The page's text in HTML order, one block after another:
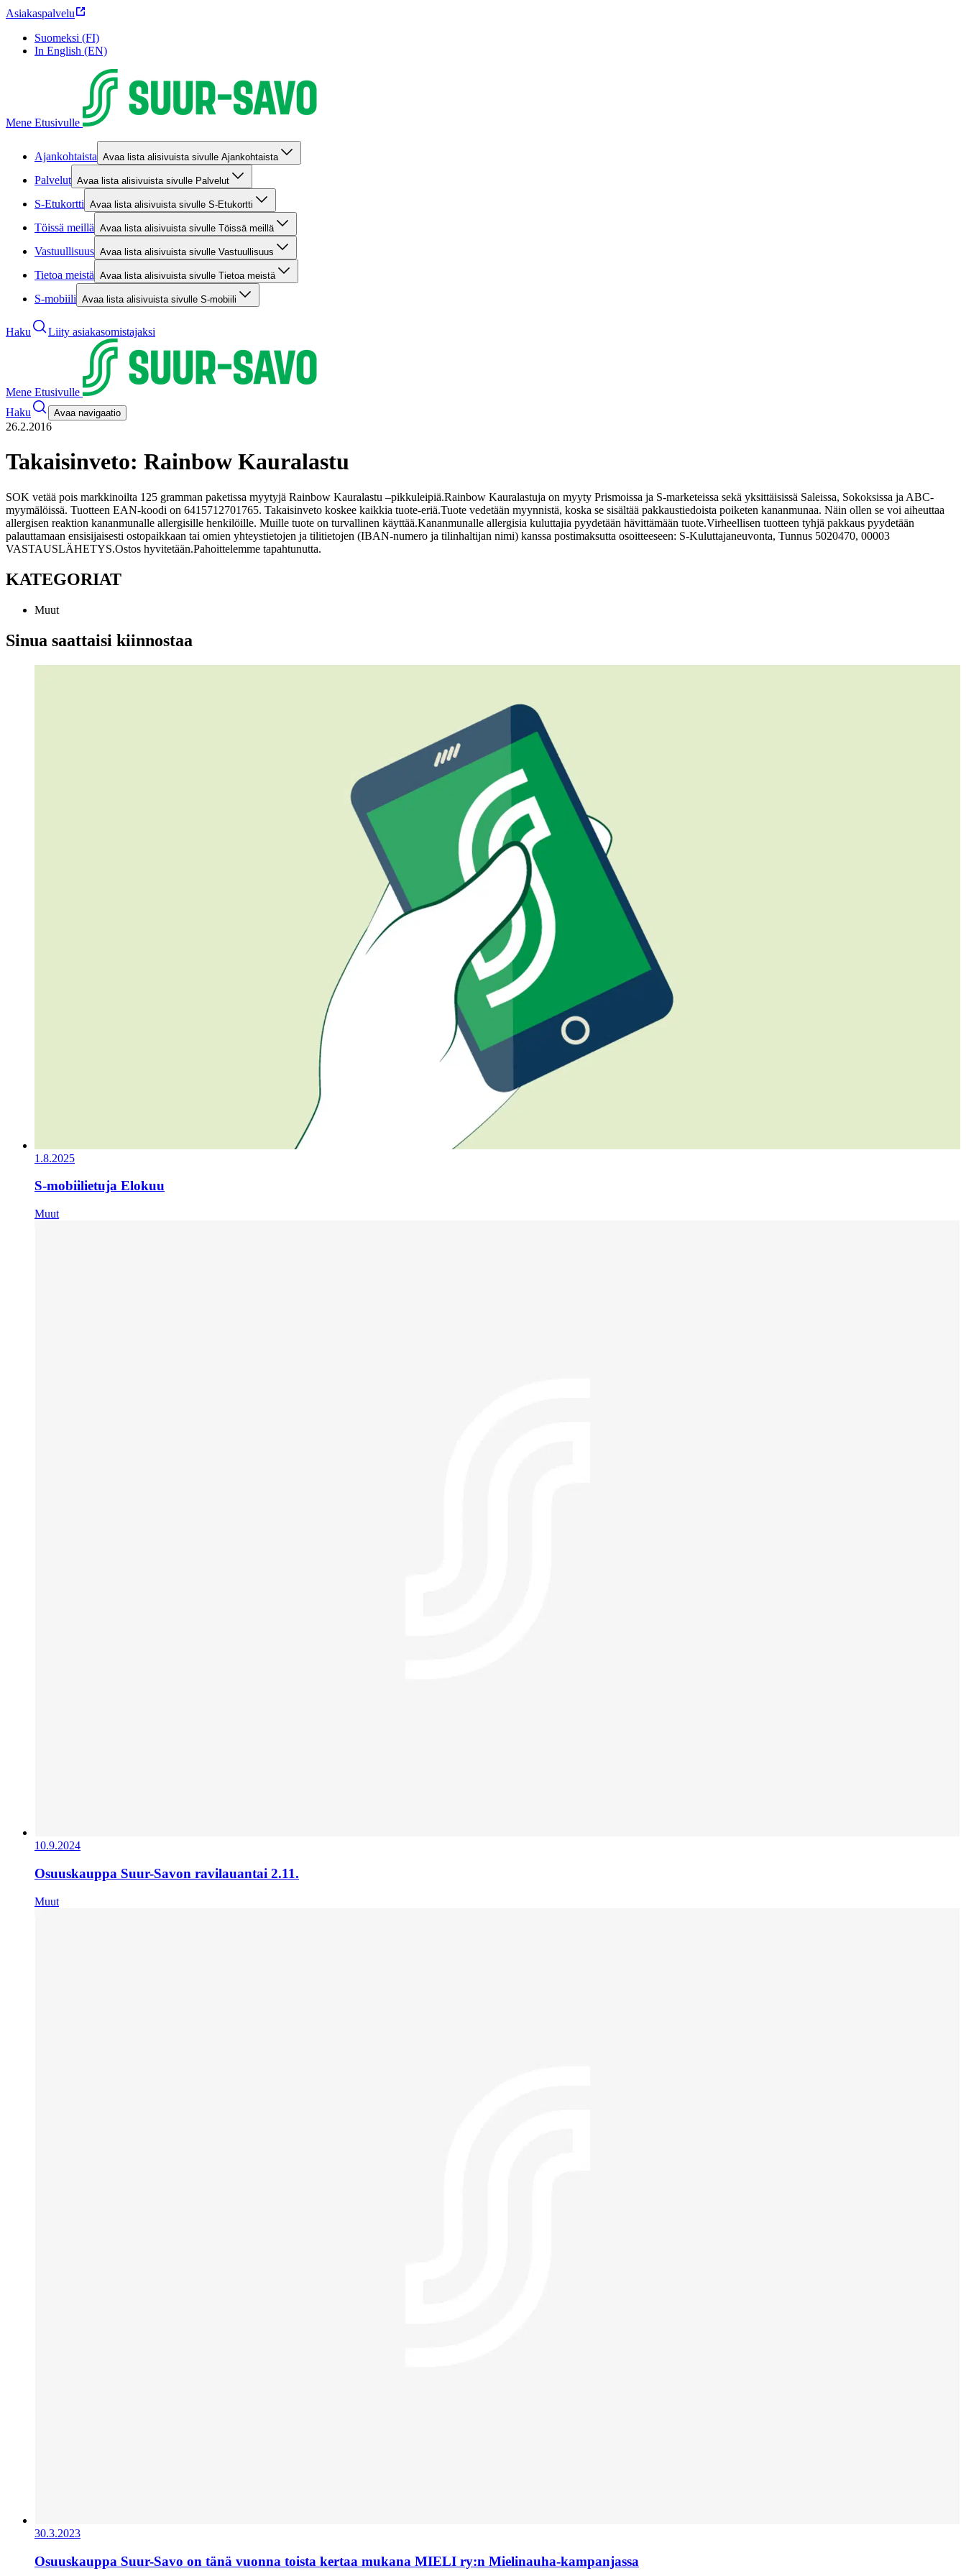
Asiakaspalvelu
Suomeksi (FI)
In English (EN)
Mene Etusivulle
Ajankohtaista Avaa lista alisivuista sivulle Ajankohtaista
Palvelut Avaa lista alisivuista sivulle Palvelut
S-Etukortti Avaa lista alisivuista sivulle S-Etukortti
Töissä meillä Avaa lista alisivuista sivulle Töissä meillä
Vastuullisuus Avaa lista alisivuista sivulle Vastuullisuus
Tietoa meistä Avaa lista alisivuista sivulle Tietoa meistä
S-mobiili Avaa lista alisivuista sivulle S-mobiili
Haku Liity asiakasomistajaksi
Mene Etusivulle
Haku
Avaa navigaatio
26.2.2016
Takaisinveto: Rainbow Kauralastu
SOK vetää pois markkinoilta 125 gramman paketissa myytyjä Rainbow Kauralastu –pikkuleipiä.Rainbow Kauralastuja on myyty Prismoissa ja S-marketeissa sekä yksittäisissä Saleissa, Sokoksissa ja ABC-
myymälöissä. Tuotteen EAN-koodi on 6415712701765. Takaisinveto koskee kaikkia tuote-eriä.Tuote vedetään myynnistä, koska se sisältää pakkaustiedoista poiketen kananmunaa. Näin ollen se voi aiheuttaa
allergisen reaktion kananmunalle allergisille henkilöille. Muille tuote on turvallinen käyttää.Kananmunalle allergisia kuluttajia pyydetään hävittämään tuote.Virheellisen tuotteen tyhjä pakkaus pyydetään
palauttamaan ensisijaisesti ostopaikkaan tai omien yhteystietojen ja tilitietojen (IBAN-numero ja tilinhaltijan nimi) kanssa postimaksutta osoitteeseen: S-Kuluttajaneuvonta, Tunnus 5020470, 00003
VASTAUSLÄHETYS.Ostos hyvitetään.Pahoittelemme tapahtunutta.
KATEGORIAT
Muut
Sinua saattaisi kiinnostaa
1.8.2025
S-mobiilietuja Elokuu
Muut
10.9.2024
Osuuskauppa Suur-Savon ravilauantai 2.11.
Muut
30.3.2023
Osuuskauppa Suur-Savo on tänä vuonna toista kertaa mukana MIELI ry:n Mielinauha-kampanjassa